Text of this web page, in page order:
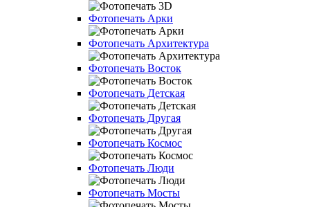
Фотопечать Арки
Фотопечать Архитектура
Фотопечать Восток
Фотопечать Детская
Фотопечать Другая
Фотопечать Космос
Фотопечать Люди
Фотопечать Мосты